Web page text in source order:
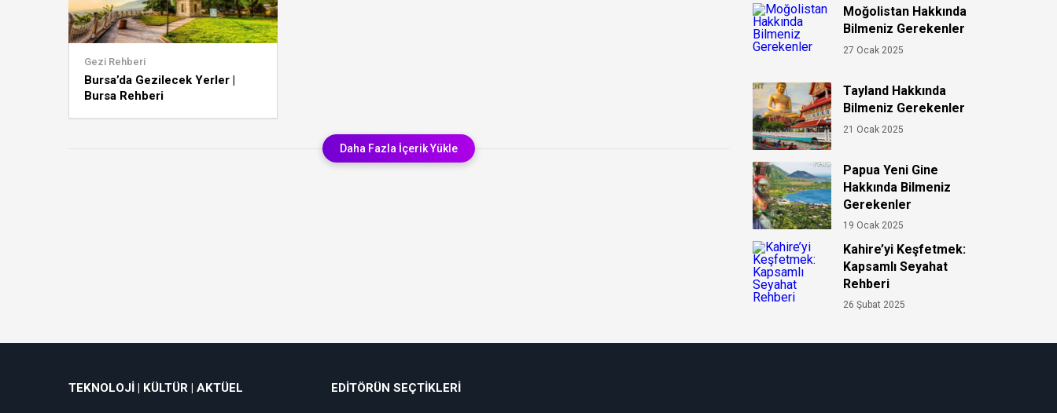
Gezi Rehberi
Bursa’da Gezilecek Yerler |
Bursa Rehberi
Daha Fazla İçerik Yükle
Moğolistan Hakkında
Bilmeniz Gerekenler
27 Ocak 2025
Tayland Hakkında
Bilmeniz Gerekenler
21 Ocak 2025
Papua Yeni Gine
Hakkında Bilmeniz
Gerekenler
19 Ocak 2025
Kahire’yi Keşfetmek:
Kapsamlı Seyahat
Rehberi
26 Şubat 2025
TEKNOLOJI | KÜLTÜR | AKTÜEL EDITÖRÜN SEÇTIKLERI